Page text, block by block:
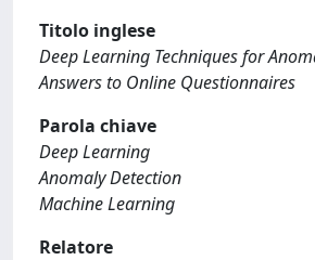
Titolo inglese
Deep Learning Techniques for
Answers to Online Questionnaires
Parola chiave
Deep Learning
Anomaly Detection
Machine Learning
Relatore